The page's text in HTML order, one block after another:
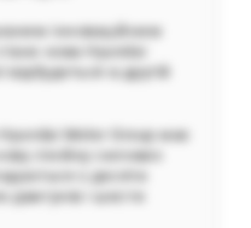
інноваційним
нова Hyundai
в другій
Motor Group має
лінійку силових
з десяти
і шести